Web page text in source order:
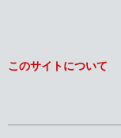
このサイトについて